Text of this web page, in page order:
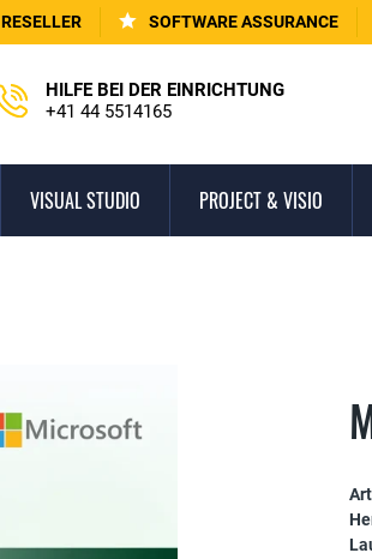
RESELLER SOFTWARE ASSURANCE
HILFE BEI DER EINRICHTUNG
+41 44 5514165
VISUAL STUDIO PROJECT & VISIO